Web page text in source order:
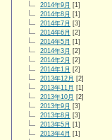
2014年9月 [1]
2014年8月 [1]
2014年7月 [3]
2014年6月 [2]
2014年5月 [1]
2014年3月 [2]
2014年2月 [2]
2014年1月 [2]
2013年12月 [2]
2013年11月 [1]
2013年10月 [2]
2013年9月 [3]
2013年8月 [3]
2013年5月 [1]
2013年4月 [1]